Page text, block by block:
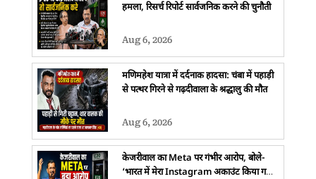
हमला, रिसर्च रिपोर्ट सार्वजनिक करने की चुनौती
Aug 6, 2026
मणिमहेश यात्रा में दर्दनाक हादसा: चंबा में पहाड़ी
से पत्थर गिरने से गढ़दीवाला के श्रद्धालु की मौत
Aug 6, 2026
केजरीवाल का Meta पर गंभीर आरोप, बोले-
‘भारत में मेरा Instagram अकाउंट किया गया